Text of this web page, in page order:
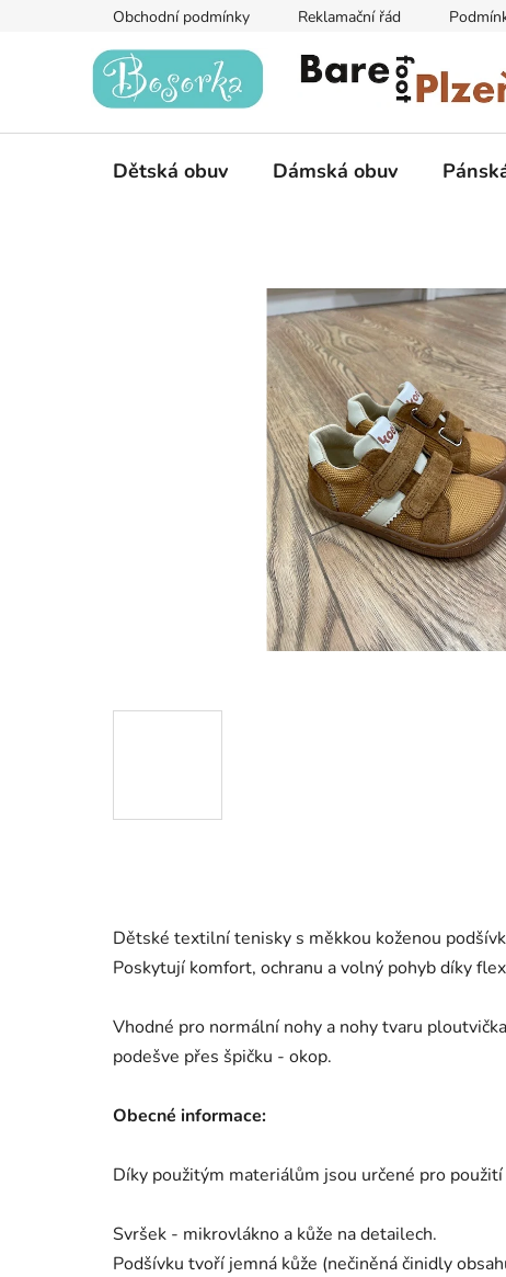
Obchodní podmínky Reklamační řád
Dětská obuv Dámská obuv
Dětské textilní tenisky s měkkou koženou
Poskytují komfort, ochranu a volný pohyb díky
Vhodné pro normální nohy a nohy tvaru
podešve přes špičku - okop.
Obecné informace:
Díky použitým materiálům jsou určené pro
Svršek - mikrovlákno a kůže na detailech.
Podšívku tvoří jemná kůže (nečiněná činidly